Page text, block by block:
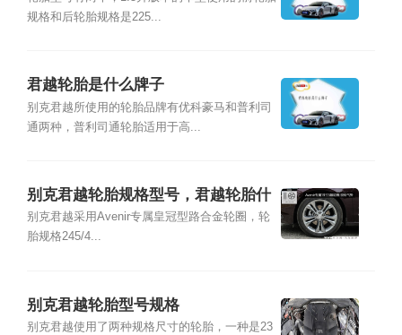
规格和后轮胎规格是225...
君越轮胎是什么牌子
别克君越所使用的轮胎品牌有优科豪马和普利司
通两种，普利司通轮胎适用于高...
别克君越轮胎规格型号，君越轮胎什
么牌子
别克君越采用Avenir专属皇冠型路合金轮圈，轮
胎规格245/4...
别克君越轮胎型号规格
别克君越使用了两种规格尺寸的轮胎，一种是23